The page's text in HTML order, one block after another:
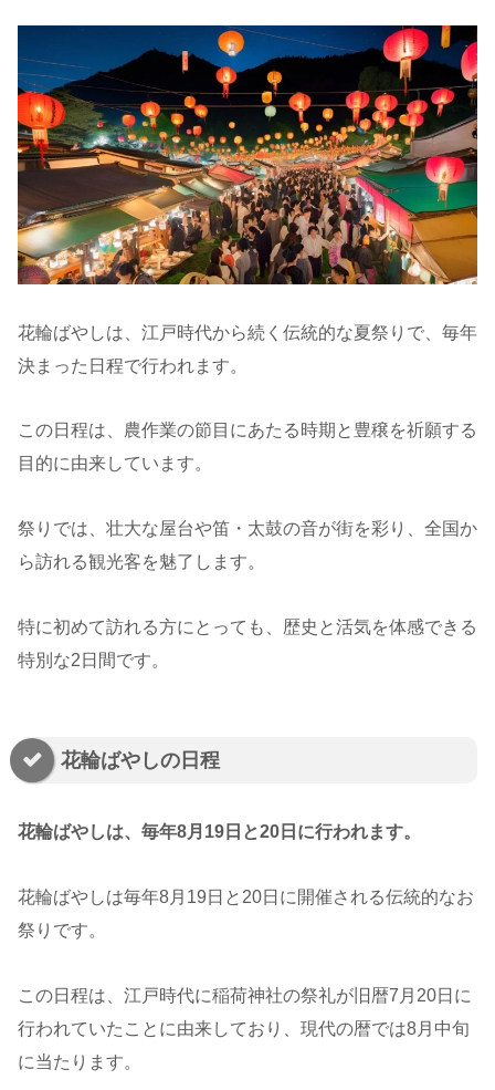
花輪ばやしは、江戸時代から続く伝統的な夏祭りで、毎年
決まった日程で行われます。
この日程は、農作業の節目にあたる時期と豊穣を祈願する
目的に由来しています。
祭りでは、壮大な屋台や笛・太鼓の音が街を彩り、全国か
ら訪れる観光客を魅了します。
特に初めて訪れる方にとっても、歴史と活気を体感できる
特別な2日間です。
花輪ばやしの日程
花輪ばやしは、毎年8月19日と20日に行われます。
花輪ばやしは毎年8月19日と20日に開催される伝統的なお
祭りです。
この日程は、江戸時代に稲荷神社の祭礼が旧暦7月20日に
行われていたことに由来しており、現代の暦では8月中旬
に当たります。